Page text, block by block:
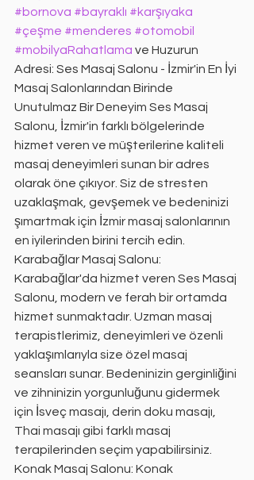
#bornova #bayraklı #karşıyaka
#çeşme #menderes #otomobil
#mobilyaRahatlama ve Huzurun
Adresi: Ses Masaj Salonu - İzmir'in En İyi
Masaj Salonlarından Birinde
Unutulmaz Bir Deneyim Ses Masaj
Salonu, İzmir'in farklı bölgelerinde
hizmet veren ve müşterilerine kaliteli
masaj deneyimleri sunan bir adres
olarak öne çıkıyor. Siz de stresten
uzaklaşmak, gevşemek ve bedeninizi
şımartmak için İzmir masaj salonlarının
en iyilerinden birini tercih edin.
Karabağlar Masaj Salonu:
Karabağlar'da hizmet veren Ses Masaj
Salonu, modern ve ferah bir ortamda
hizmet sunmaktadır. Uzman masaj
terapistlerimiz, deneyimleri ve özenli
yaklaşımlarıyla size özel masaj
seansları sunar. Bedeninizin gerginliğini
ve zihninizin yorgunluğunu gidermek
için İsveç masajı, derin doku masajı,
Thai masajı gibi farklı masaj
terapilerinden seçim yapabilirsiniz.
Konak Masaj Salonu: Konak